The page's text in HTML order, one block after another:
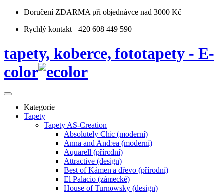
Doručení ZDARMA při objednávce nad 3000 Kč
Rychlý kontakt +420 608 449 590
tapety, koberce, fototapety - E-
color
Kategorie
Tapety
Tapety AS-Creation
Absolutely Chic (moderní)
Anna and Andrea (moderní)
Aquarell (přírodní)
Attractive (design)
Best of Kámen a dřevo (přírodní)
El Palacio (zámecké)
House of Turnowsky (design)